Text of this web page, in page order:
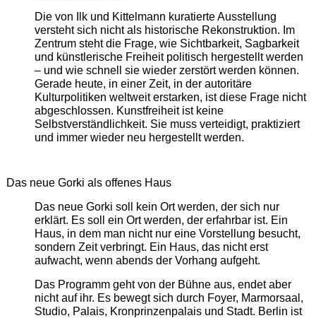
Die von Ilk und Kittelmann kuratierte Ausstellung
versteht sich nicht als historische Rekonstruktion. Im
Zentrum steht die Frage, wie Sichtbarkeit, Sagbarkeit
und künstlerische Freiheit politisch hergestellt werden
– und wie schnell sie wieder zerstört werden können.
Gerade heute, in einer Zeit, in der autoritäre
Kulturpolitiken weltweit erstarken, ist diese Frage nicht
abgeschlossen. Kunstfreiheit ist keine
Selbstverständlichkeit. Sie muss verteidigt, praktiziert
und immer wieder neu hergestellt werden.
Das neue Gorki als offenes Haus
Das neue Gorki soll kein Ort werden, der sich nur
erklärt. Es soll ein Ort werden, der erfahrbar ist. Ein
Haus, in dem man nicht nur eine Vorstellung besucht,
sondern Zeit verbringt. Ein Haus, das nicht erst
aufwacht, wenn abends der Vorhang aufgeht.
Das Programm geht von der Bühne aus, endet aber
nicht auf ihr. Es bewegt sich durch Foyer, Marmorsaal,
Studio, Palais, Kronprinzenpalais und Stadt. Berlin ist